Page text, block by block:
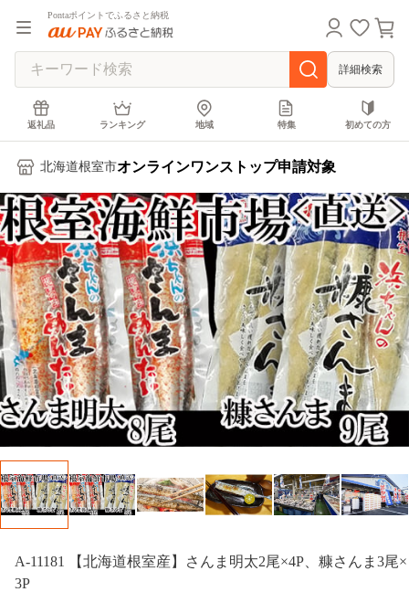
Pontaポイントでふるさと納税
詳細検索
返礼品 ランキング 地域 特集 初めての方
北海道根室市オンラインワンストップ申請対象
A-11181 【北海道根室産】さんま明太2尾×4P、糠さんま3尾×
3P